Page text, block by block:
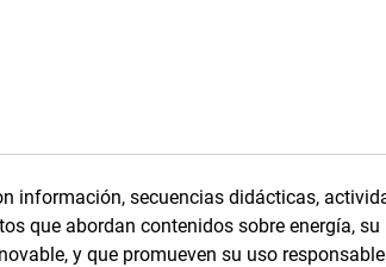
información, secuencias didácticas,
que abordan contenidos sobre energía, su
y que promueven su uso